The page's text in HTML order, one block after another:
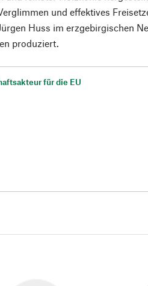
und effektives
Huss im erzgebirgischen
produziert.
für die EU